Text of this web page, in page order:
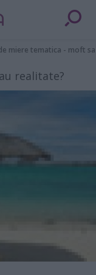
miere tematica - moft
realitate?